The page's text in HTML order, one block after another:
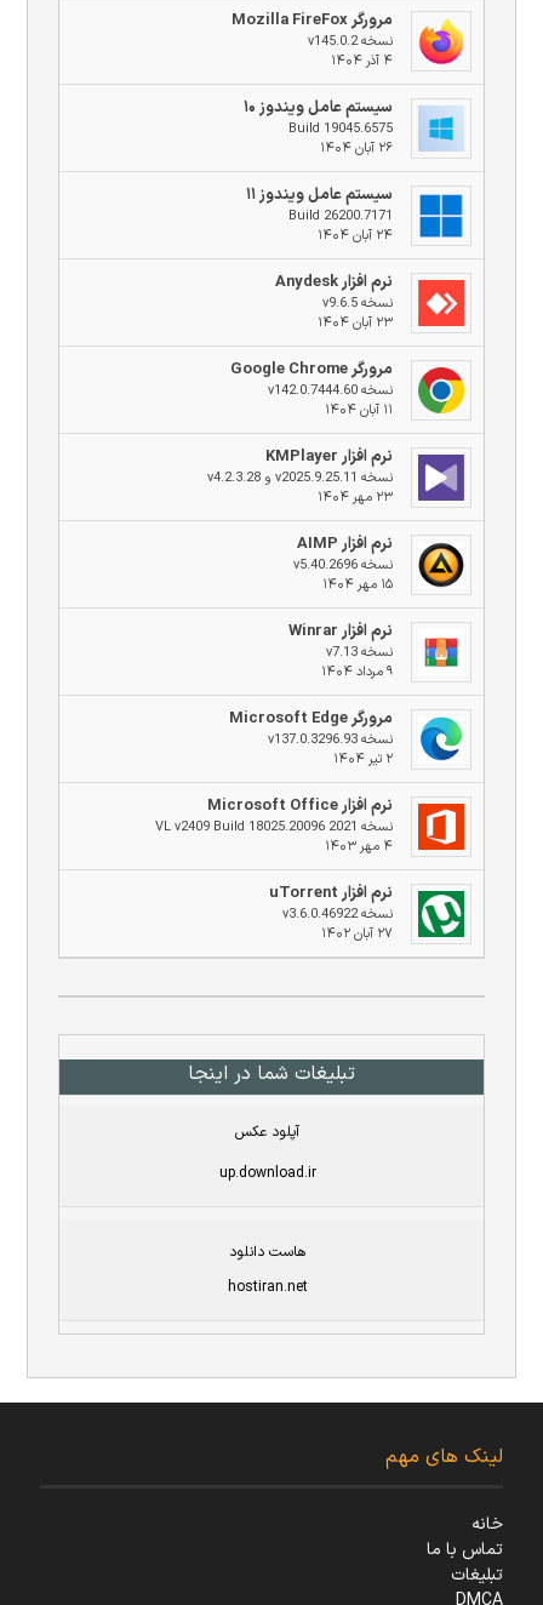
مرورگر Mozilla FireFox
نسخه v145.0.2
۴ آذر ۱۴۰۴
سیستم عامل ویندوز ۱۰
Build 19045.6575
۲۶ آبان ۱۴۰۴
سیستم عامل ویندوز ۱۱
Build 26200.7171
۲۴ آبان ۱۴۰۴
نرم افزار Anydesk
نسخه v9.6.5
۲۳ آبان ۱۴۰۴
مرورگر Google Chrome
نسخه v142.0.7444.60
۱۱ آبان ۱۴۰۴
نرم افزار KMPlayer
نسخه v2025.9.25.11 و v4.2.3.28
۲۳ مهر ۱۴۰۴
نرم افزار AIMP
نسخه v5.40.2696
۱۵ مهر ۱۴۰۴
نرم افزار Winrar
نسخه v7.13
۹ مرداد ۱۴۰۴
مرورگر Microsoft Edge
نسخه v137.0.3296.93
۲ تیر ۱۴۰۴
نرم افزار Microsoft Office
نسخه 2021 VL v2409 Build 18025.20096
۴ مهر ۱۴۰۳
نرم افزار uTorrent
نسخه v3.6.0.46922
۲۷ آبان ۱۴۰۲
تبلیغات شما در اینجا
آپلود عکس
up.download.ir
هاست دانلود
hostiran.net
لینک های مهم
خانه
تماس با ما
تبلیغات